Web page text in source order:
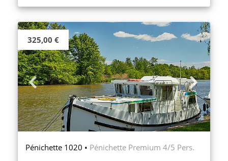
325,00 €
Previous Next
Pénichette 1020 • Pénichette Premium 4/5 Pers.